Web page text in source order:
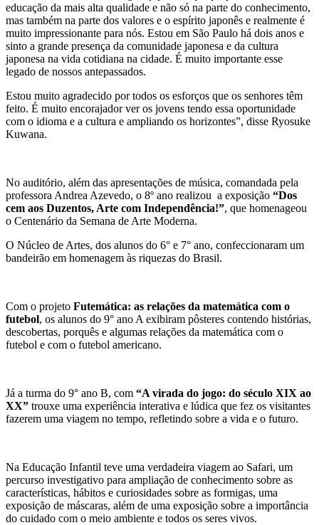
educação da mais alta qualidade e não só na parte do conhecimento,
mas também na parte dos valores e o espírito japonês e realmente é
muito impressionante para nós. Estou em São Paulo há dois anos e
sinto a grande presença da comunidade japonesa e da cultura
japonesa na vida cotidiana na cidade. É muito importante esse
legado de nossos antepassados.
Estou muito agradecido por todos os esforços que os senhores têm
feito. É muito encorajador ver os jovens tendo essa oportunidade
com o idioma e a cultura e ampliando os horizontes”, disse Ryosuke
Kuwana.
No auditório, além das apresentações de música, comandada pela
professora Andrea Azevedo, o 8º ano realizou a exposição “Dos
cem aos Duzentos, Arte com Independência!”, que homenageou
o Centenário da Semana de Arte Moderna.
O Núcleo de Artes, dos alunos do 6° e 7° ano, confeccionaram um
bandeirão em homenagem às riquezas do Brasil.
Com o projeto Futemática: as relações da matemática com o
futebol, os alunos do 9° ano A exibiram pôsteres contendo histórias,
descobertas, porquês e algumas relações da matemática com o
futebol e com o futebol americano.
Já a turma do 9° ano B, com “A virada do jogo: do século XIX ao
XX” trouxe uma experiência interativa e lúdica que fez os visitantes
fazerem uma viagem no tempo, refletindo sobre a vida e o futuro.
Na Educação Infantil teve uma verdadeira viagem ao Safari, um
percurso investigativo para ampliação de conhecimento sobre as
características, hábitos e curiosidades sobre as formigas, uma
exposição de máscaras, além de uma exposição sobre a importância
do cuidado com o meio ambiente e todos os seres vivos.